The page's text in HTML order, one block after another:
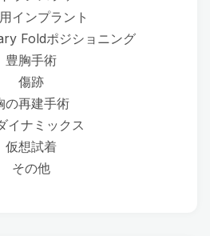
インプラント
Foldポジショニング
豊胸手術
傷跡
の再建手術
イナミックス
仮想試着
その他